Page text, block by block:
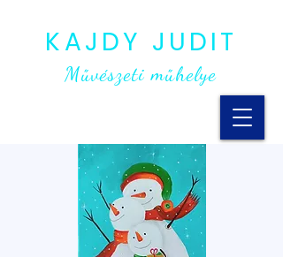
KAJDY JUDIT
Művészeti műhelye